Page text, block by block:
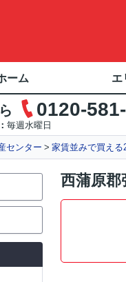
ーム エ
0120-
毎週水曜日
センター 家賃並みで買え
西蒲原郡